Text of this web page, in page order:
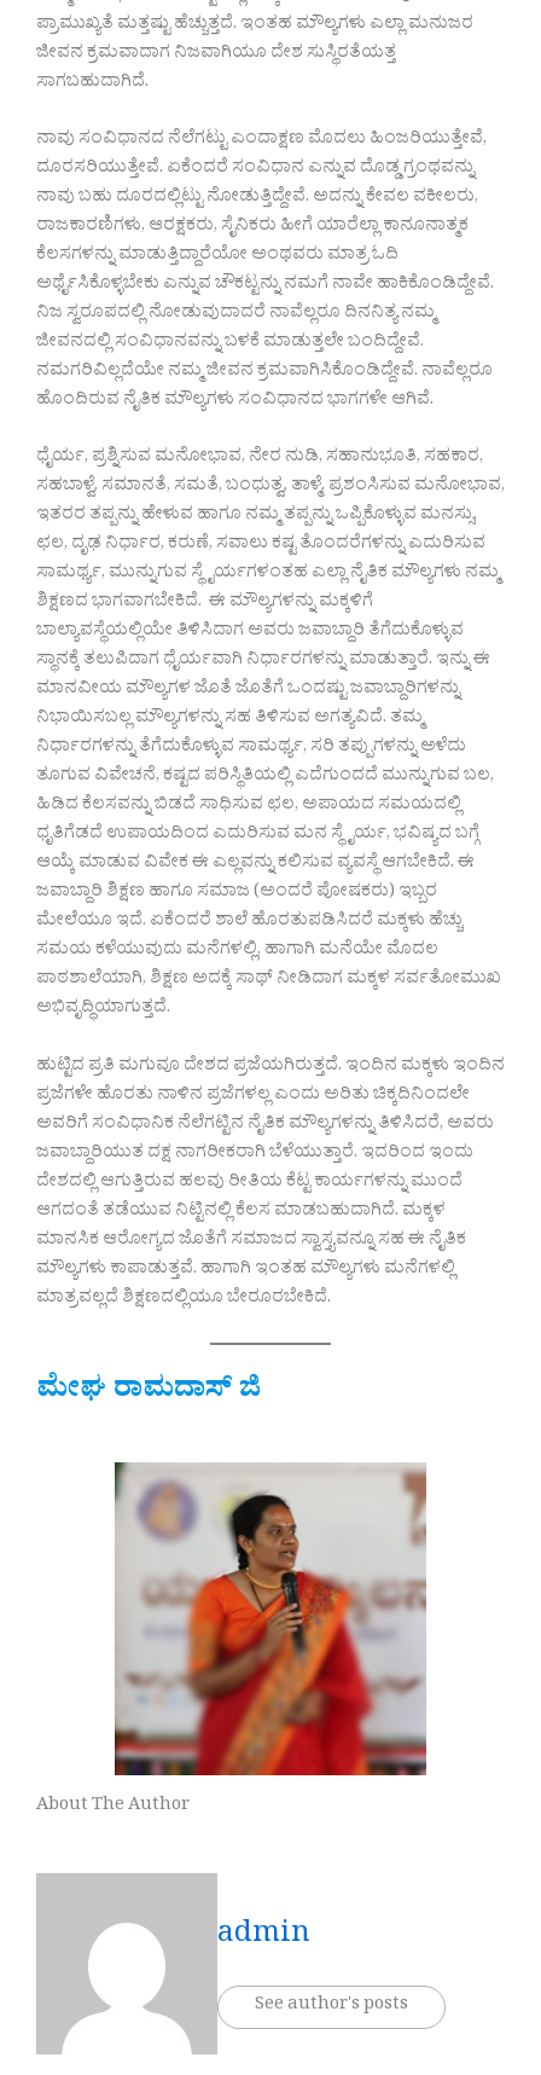
ಪ್ರಾಮುಖ್ಯತೆ ಮತ್ತಷ್ಟು ಹೆಚ್ಚುತ್ತದೆ. ಇಂತಹ ಮೌಲ್ಯಗಳು ಎಲ್ಲಾ ಮನುಜರ
ಜೀವನ ಕ್ರಮವಾದಾಗ ನಿಜವಾಗಿಯೂ ದೇಶ ಸುಸ್ಥಿರತೆಯತ್ತ
ಸಾಗಬಹುದಾಗಿದೆ.
ನಾವು ಸಂವಿಧಾನದ ನೆಲೆಗಟ್ಟು ಎಂದಾಕ್ಷಣ ಮೊದಲು ಹಿಂಜರಿಯುತ್ತೇವೆ,
ದೂರಸರಿಯುತ್ತೇವೆ. ಏಕೆಂದರೆ ಸಂವಿಧಾನ ಎನ್ನುವ ದೊಡ್ಡ ಗ್ರಂಥವನ್ನು
ನಾವು ಬಹು ದೂರದಲ್ಲಿಟ್ಟು ನೋಡುತ್ತಿದ್ದೇವೆ. ಅದನ್ನು ಕೇವಲ ವಕೀಲರು,
ರಾಜಕಾರಣಿಗಳು, ಆರಕ್ಷಕರು, ಸೈನಿಕರು ಹೀಗೆ ಯಾರೆಲ್ಲಾ ಕಾನೂನಾತ್ಮಕ
ಕೆಲಸಗಳನ್ನು ಮಾಡುತ್ತಿದ್ದಾರೆಯೋ ಅಂಥವರು ಮಾತ್ರ ಓದಿ
ಅರ್ಥೈಸಿಕೊಳ್ಳಬೇಕು ಎನ್ನುವ ಚೌಕಟ್ಟನ್ನು ನಮಗೆ ನಾವೇ ಹಾಕಿಕೊಂಡಿದ್ದೇವೆ.
ನಿಜ ಸ್ವರೂಪದಲ್ಲಿ ನೋಡುವುದಾದರೆ ನಾವೆಲ್ಲರೂ ದಿನನಿತ್ಯ ನಮ್ಮ
ಜೀವನದಲ್ಲಿ ಸಂವಿಧಾನವನ್ನು ಬಳಕೆ ಮಾಡುತ್ತಲೇ ಬಂದಿದ್ದೇವೆ.
ನಮಗರಿವಿಲ್ಲದೆಯೇ ನಮ್ಮ ಜೀವನ ಕ್ರಮವಾಗಿಸಿಕೊಂಡಿದ್ದೇವೆ. ನಾವೆಲ್ಲರೂ
ಹೊಂದಿರುವ ನೈತಿಕ ಮೌಲ್ಯಗಳು ಸಂವಿಧಾನದ ಭಾಗಗಳೇ ಆಗಿವೆ.
ಧೈರ್ಯ, ಪ್ರಶ್ನಿಸುವ ಮನೋಭಾವ, ನೇರ ನುಡಿ, ಸಹಾನುಭೂತಿ, ಸಹಕಾರ,
ಸಹಬಾಳ್ವೆ, ಸಮಾನತೆ, ಸಮತೆ, ಬಂಧುತ್ವ, ತಾಳ್ಮೆ, ಪ್ರಶಂಸಿಸುವ ಮನೋಭಾವ,
ಇತರರ ತಪ್ಪನ್ನು ಹೇಳುವ ಹಾಗೂ ನಮ್ಮ ತಪ್ಪನ್ನು ಒಪ್ಪಿಕೊಳ್ಳುವ ಮನಸ್ಸು,
ಛಲ, ದೃಢ ನಿರ್ಧಾರ, ಕರುಣೆ, ಸವಾಲು ಕಷ್ಟ ತೊಂದರೆಗಳನ್ನು ಎದುರಿಸುವ
ಸಾಮರ್ಥ್ಯ, ಮುನ್ನುಗುವ ಸ್ಥೈರ್ಯಗಳಂತಹ ಎಲ್ಲಾ ನೈತಿಕ ಮೌಲ್ಯಗಳು ನಮ್ಮ
ಶಿಕ್ಷಣದ ಭಾಗವಾಗಬೇಕಿದೆ. ಈ ಮೌಲ್ಯಗಳನ್ನು ಮಕ್ಕಳಿಗೆ
ಬಾಲ್ಯಾವಸ್ಥೆಯಲ್ಲಿಯೇ ತಿಳಿಸಿದಾಗ ಅವರು ಜವಾಬ್ದಾರಿ ತೆಗೆದುಕೊಳ್ಳುವ
ಸ್ಥಾನಕ್ಕೆ ತಲುಪಿದಾಗ ಧೈರ್ಯವಾಗಿ ನಿರ್ಧಾರಗಳನ್ನು ಮಾಡುತ್ತಾರೆ. ಇನ್ನು ಈ
ಮಾನವೀಯ ಮೌಲ್ಯಗಳ ಜೊತೆ ಜೊತೆಗೆ ಒಂದಷ್ಟು ಜವಾಬ್ದಾರಿಗಳನ್ನು
ನಿಭಾಯಿಸಬಲ್ಲ ಮೌಲ್ಯಗಳನ್ನು ಸಹ ತಿಳಿಸುವ ಅಗತ್ಯವಿದೆ. ತಮ್ಮ
ನಿರ್ಧಾರಗಳನ್ನು ತೆಗೆದುಕೊಳ್ಳುವ ಸಾಮರ್ಥ್ಯ, ಸರಿ ತಪ್ಪುಗಳನ್ನು ಅಳೆದು
ತೂಗುವ ವಿವೇಚನೆ, ಕಷ್ಟದ ಪರಿಸ್ಥಿತಿಯಲ್ಲಿ ಎದೆಗುಂದದೆ ಮುನ್ನುಗುವ ಬಲ,
ಹಿಡಿದ ಕೆಲಸವನ್ನು ಬಿಡದೆ ಸಾಧಿಸುವ ಛಲ, ಅಪಾಯದ ಸಮಯದಲ್ಲಿ
ಧೃತಿಗೆಡದೆ ಉಪಾಯದಿಂದ ಎದುರಿಸುವ ಮನ ಸ್ಥೈರ್ಯ, ಭವಿಷ್ಯದ ಬಗ್ಗೆ
ಆಯ್ಕೆ ಮಾಡುವ ವಿವೇಕ ಈ ಎಲ್ಲವನ್ನು ಕಲಿಸುವ ವ್ಯವಸ್ಥೆ ಆಗಬೇಕಿದೆ. ಈ
ಜವಾಬ್ದಾರಿ ಶಿಕ್ಷಣ ಹಾಗೂ ಸಮಾಜ (ಅಂದರೆ ಪೋಷಕರು) ಇಬ್ಬರ
ಮೇಲೆಯೂ ಇದೆ. ಏಕೆಂದರೆ ಶಾಲೆ ಹೊರತುಪಡಿಸಿದರೆ ಮಕ್ಕಳು ಹೆಚ್ಚು
ಸಮಯ ಕಳೆಯುವುದು ಮನೆಗಳಲ್ಲಿ, ಹಾಗಾಗಿ ಮನೆಯೇ ಮೊದಲ
ಪಾಠಶಾಲೆಯಾಗಿ, ಶಿಕ್ಷಣ ಅದಕ್ಕೆ ಸಾಥ್ ನೀಡಿದಾಗ ಮಕ್ಕಳ ಸರ್ವತೋಮುಖ
ಅಭಿವೃದ್ಧಿಯಾಗುತ್ತದೆ.
ಹುಟ್ಟಿದ ಪ್ರತಿ ಮಗುವೂ ದೇಶದ ಪ್ರಜೆಯಗಿರುತ್ತದೆ. ಇಂದಿನ ಮಕ್ಕಳು ಇಂದಿನ
ಪ್ರಜೆಗಳೇ ಹೊರತು ನಾಳಿನ ಪ್ರಜೆಗಳಲ್ಲ ಎಂದು ಅರಿತು ಚಿಕ್ಕದಿನಿಂದಲೇ
ಅವರಿಗೆ ಸಂವಿಧಾನಿಕ ನೆಲೆಗಟ್ಟಿನ ನೈತಿಕ ಮೌಲ್ಯಗಳನ್ನು ತಿಳಿಸಿದರೆ, ಅವರು
ಜವಾಬ್ದಾರಿಯುತ ದಕ್ಷ ನಾಗರೀಕರಾಗಿ ಬೆಳೆಯುತ್ತಾರೆ. ಇದರಿಂದ ಇಂದು
ದೇಶದಲ್ಲಿ ಆಗುತ್ತಿರುವ ಹಲವು ರೀತಿಯ ಕೆಟ್ಟ ಕಾರ್ಯಗಳನ್ನು ಮುಂದೆ
ಆಗದಂತೆ ತಡೆಯುವ ನಿಟ್ಟಿನಲ್ಲಿ ಕೆಲಸ ಮಾಡಬಹುದಾಗಿದೆ. ಮಕ್ಕಳ
ಮಾನಸಿಕ ಆರೋಗ್ಯದ ಜೊತೆಗೆ ಸಮಾಜದ ಸ್ವಾಸ್ತ್ಯವನ್ನೂ ಸಹ ಈ ನೈತಿಕ
ಮೌಲ್ಯಗಳು ಕಾಪಾಡುತ್ತವೆ. ಹಾಗಾಗಿ ಇಂತಹ ಮೌಲ್ಯಗಳು ಮನೆಗಳಲ್ಲಿ
ಮಾತ್ರವಲ್ಲದೆ ಶಿಕ್ಷಣದಲ್ಲಿಯೂ ಬೇರೂರಬೇಕಿದೆ.
ಮೇಘ ರಾಮದಾಸ್ ಜಿ
About The Author
admin
See author's posts